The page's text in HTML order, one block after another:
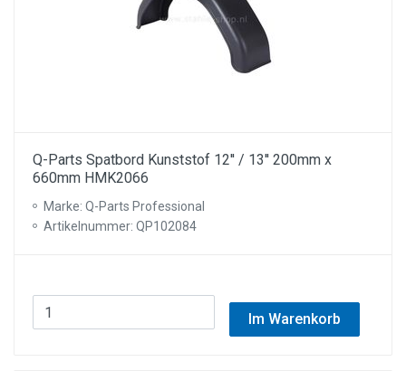
Q-Parts Spatbord Kunststof 12'' / 13'' 200mm x
660mm HMK2066
Marke: Q-Parts Professional
Artikelnummer: QP102084
Im Warenkorb